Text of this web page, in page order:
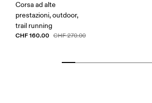
Corsa ad alte
prestazioni, outdoor,
trail running
CHF 160.00 CHF 270.00